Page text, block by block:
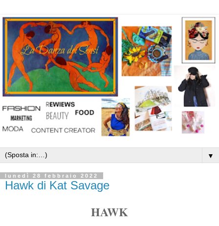
▼
lunedì 28 febbraio 2022
Hawk di Kat Savage
HAWK